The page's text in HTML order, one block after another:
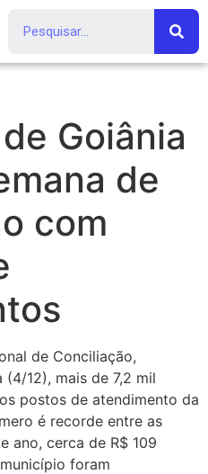
Goiânia
de
com
de Conciliação,
12), mais de 7,2 mil
postos de atendimento da
é recorde entre as
ano, cerca de R$ 109
foram